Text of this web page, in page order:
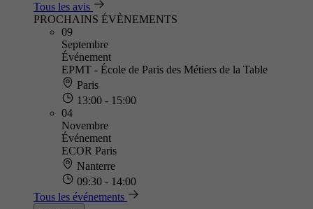
Tous les avis
PROCHAINS ÉVÈNEMENTS
09
Septembre
Événement
EPMT - École de Paris des Métiers de la Table
Paris
13:00 - 15:00
04
Novembre
Événement
ECOR Paris
Nanterre
09:30 - 14:00
Tous les événements